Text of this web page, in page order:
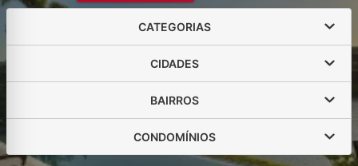
CATEGORIAS
CIDADES
BAIRROS
CONDOMÍNIOS